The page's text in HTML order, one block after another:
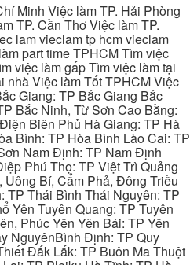
Minh Việc làm TP. Hải Phòng
TP. Cần Thơ Việc làm TP.
lam vieclam tp hcm vieclam
part time TPHCM Tìm việc
việc làm gấp Tìm việc làm tại
nhà Việc làm Tốt TPHCM Việc
Giang: TP Bắc Giang Bắc
Bắc Ninh, Từ Sơn Cao Bằng:
Biên Phủ Hà Giang: TP Hà
Bình: TP Hòa Bình Lào Cai: TP
Nam Định: TP Nam Định
Phú Thọ: TP Việt Trì Quảng
Bí, Cẩm Phả, Đông Triều
TP Thái Bình Thái Nguyên: TP
Yên Tuyên Quang: TP Tuyên
Phúc Yên Yên Bái: TP Yên
NguyênBình Định: TP Quy
Đắk Lắk: TP Buôn Ma Thuột